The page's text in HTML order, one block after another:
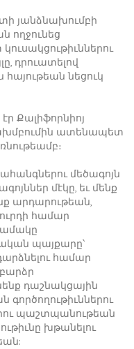
յանձնախումբի
ողջունեց
դրուատելով
հայութեան նեցուկ
Քալիֆորնիոյ
ատենապետ
մեծագոյն
մէկը, եւ մենք
արդարութեան,
համար
պայքարը՝
համար
դաշնակցային
գործողութիւններու
պաշտպանութեան
խթանելու